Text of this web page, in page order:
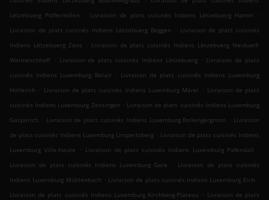
Lëtzebuerg Polfermillen
. Livraison de plats cuisinés Indiens Lëtzebuerg Hamm
.
Livraison de plats cuisinés Indiens Lëtzebuerg Beggen
. Livraison de plats cuisinés
Indiens Lëtzebuerg Zens
. Livraison de plats cuisinés Indiens Lëtzebuerg Neiduerf-
Weimeschhaff . Livraison de plats cuisinés Indiens Lëtzebuerg . Livraison de plats
cuisinés Indiens Luxemburg Belair . Livraison de plats cuisinés Indiens Luxemburg
Hollerich . Livraison de plats cuisinés Indiens Luxemburg Märel . Livraison de plats
cuisinés Indiens Luxemburg Zessingen . Livraison de plats cuisinés Indiens Luxemburg
Gasperich . Livraison de plats cuisinés Indiens Luxemburg Rollengergronn . Livraison
de plats cuisinés Indiens Luxemburg Limpertsberg . Livraison de plats cuisinés Indiens
Luxemburg Ville-Haute
. Livraison de plats cuisinés Indiens Luxemburg Pafendall
.
Livraison de plats cuisinés Indiens Luxemburg Gare
. Livraison de plats cuisinés
Indiens Luxemburg Mühlenbach . Livraison de plats cuisinés Indiens Luxemburg Eich .
Livraison de plats cuisinés Indiens Luxemburg Kirchberg-Plateau . Livraison de plats